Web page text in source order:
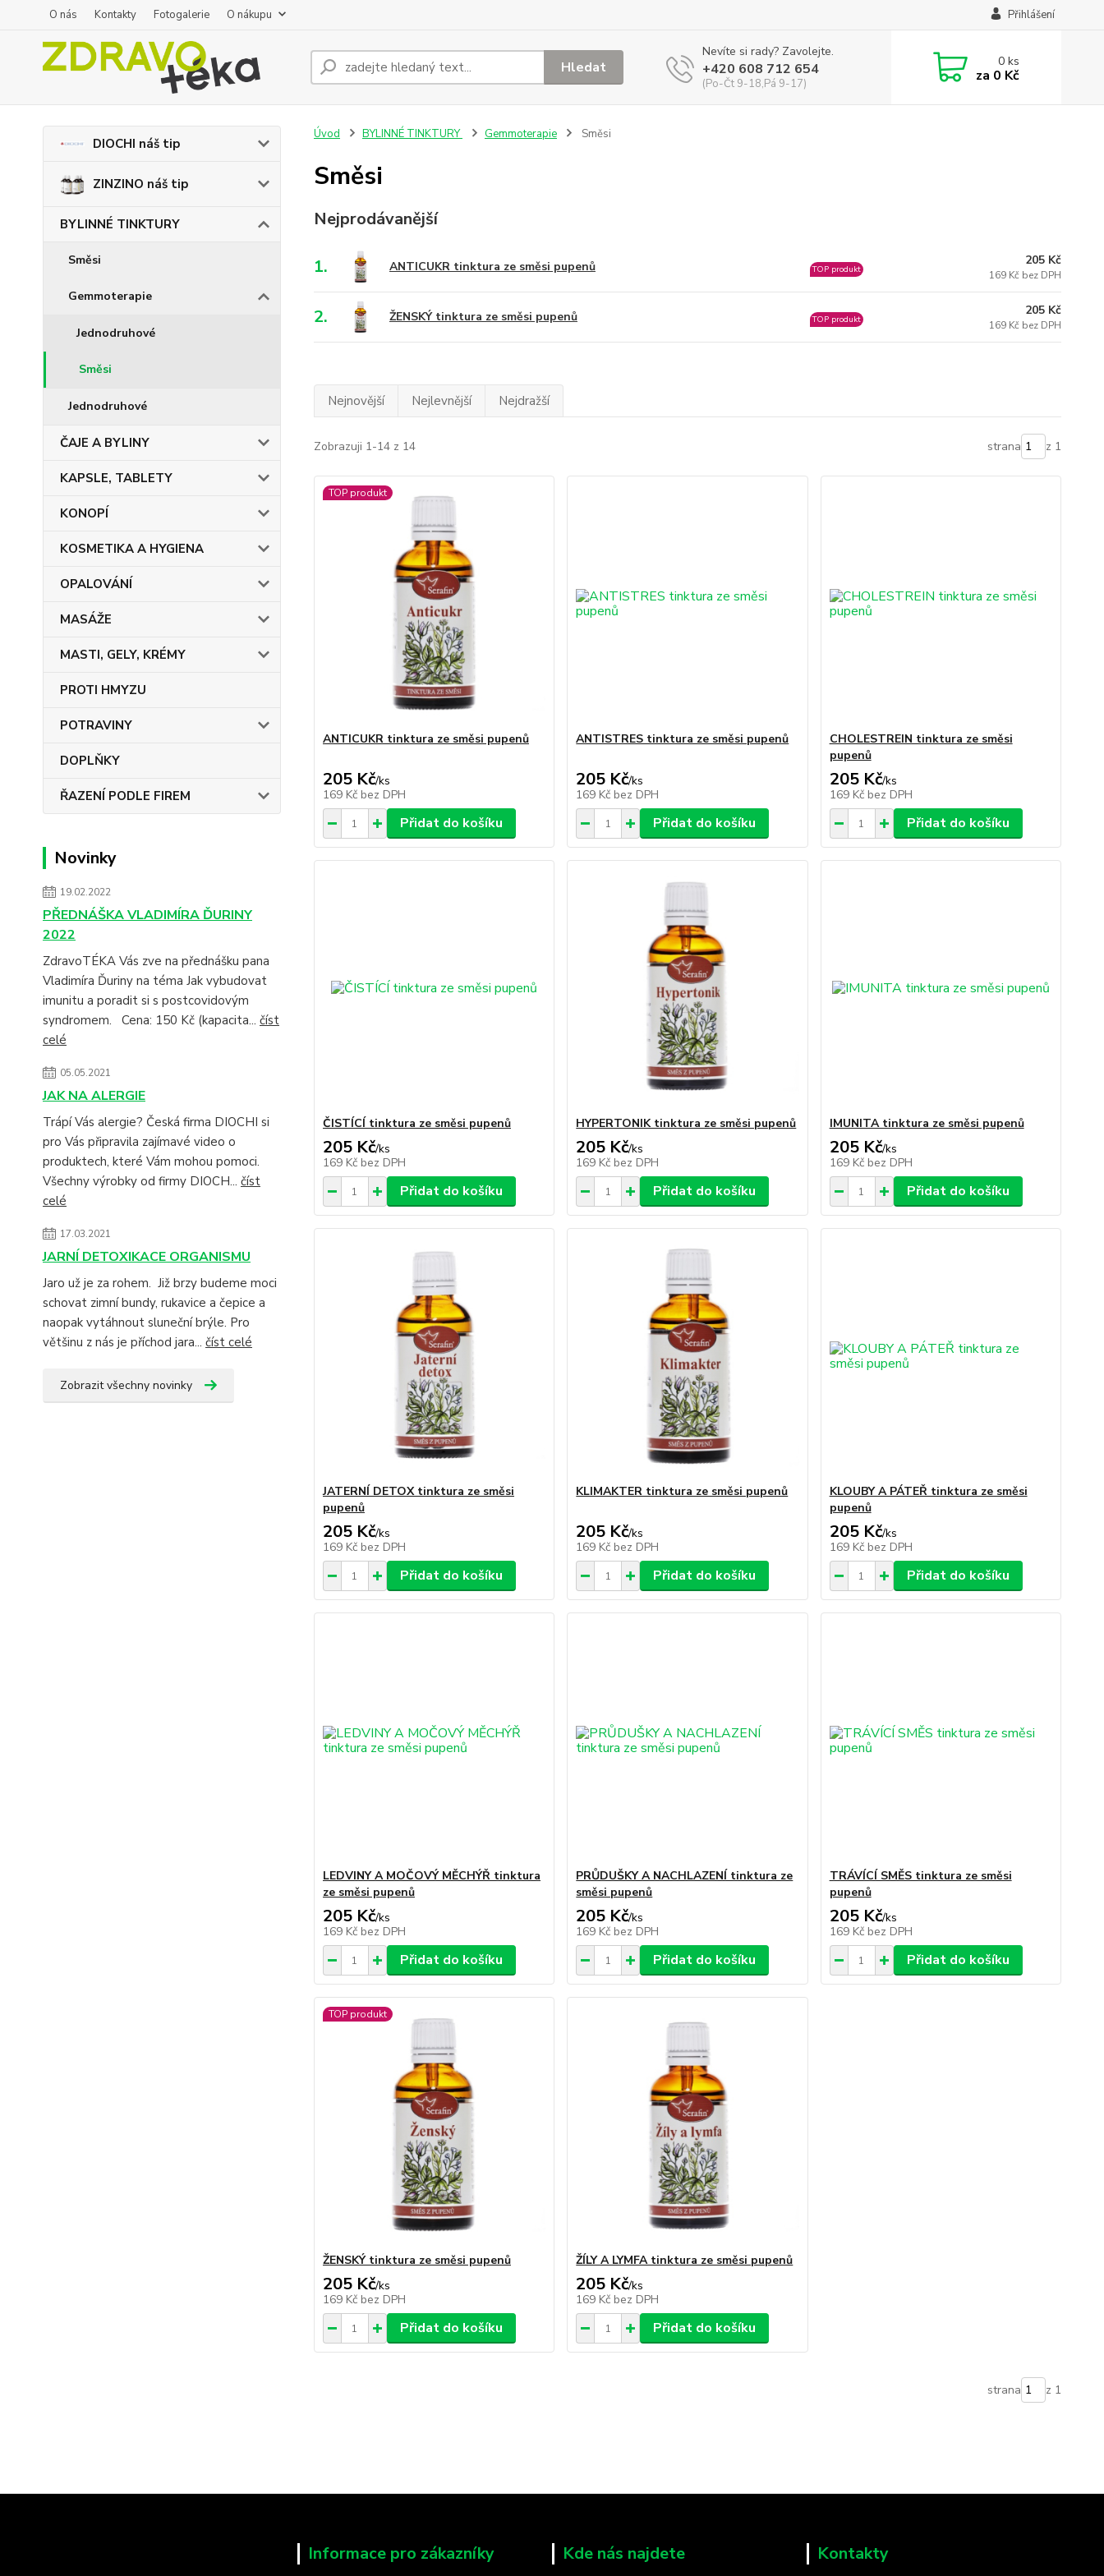
O nás Kontakty Fotogalerie O nákupu Přihlášení
Hledat
Nevíte si rady? Zavolejte.
+420 608 712 654
(Po-Čt 9-18,Pá 9-17)
0ks
za 0 Kč
DIOCHI náš tip
ZINZINO náš tip
BYLINNÉ TINKTURY
Směsi
Gemmoterapie
Jednodruhové
Směsi
Jednodruhové
ČAJE A BYLINY
KAPSLE, TABLETY
KONOPÍ
KOSMETIKA A HYGIENA
OPALOVÁNÍ
MASÁŽE
MASTI, GELY, KRÉMY
PROTI HMYZU
POTRAVINY
DOPLŇKY
ŘAZENÍ PODLE FIREM
Novinky
19.02.2022
PŘEDNÁŠKA VLADIMÍRA ĎURINY
2022
ZdravoTÉKA Vás zve na přednášku pana
Vladimíra Ďuriny na téma Jak vybudovat
imunitu a poradit si s postcovidovým
syndromem. Cena: 150 Kč (kapacita... číst
celé
05.05.2021
JAK NA ALERGIE
Trápí Vás alergie? Česká firma DIOCHI si
pro Vás připravila zajímavé video o
produktech, které Vám mohou pomoci.
Všechny výrobky od firmy DIOCH... číst
celé
17.03.2021
JARNÍ DETOXIKACE ORGANISMU
Jaro už je za rohem. Již brzy budeme moci
schovat zimní bundy, rukavice a čepice a
naopak vytáhnout sluneční brýle. Pro
většinu z nás je příchod jara... číst celé
Zobrazit všechny novinky
Úvod BYLINNÉ TINKTURY Gemmoterapie Směsi
Směsi
Nejprodávanější
1. ANTICUKR tinktura ze směsi pupenů TOP produkt
205 Kč
169 Kč bez DPH
2. ŽENSKÝ tinktura ze směsi pupenů TOP produkt
205 Kč
169 Kč bez DPH
Nejnovější Nejlevnější Nejdražší
Zobrazuji 1-14 z 14 strana z 1
TOP produkt
ANTICUKR tinktura ze směsi pupenů
205 Kč/ks
169 Kč bez DPH
Přidat do košíku
ANTISTRES tinktura ze směsi pupenů
205 Kč/ks
169 Kč bez DPH
Přidat do košíku
CHOLESTREIN tinktura ze směsi
pupenů
205 Kč/ks
169 Kč bez DPH
Přidat do košíku
ČISTÍCÍ tinktura ze směsi pupenů
205 Kč/ks
169 Kč bez DPH
Přidat do košíku
HYPERTONIK tinktura ze směsi pupenů
205 Kč/ks
169 Kč bez DPH
Přidat do košíku
IMUNITA tinktura ze směsi pupenů
205 Kč/ks
169 Kč bez DPH
Přidat do košíku
JATERNÍ DETOX tinktura ze směsi
pupenů
205 Kč/ks
169 Kč bez DPH
Přidat do košíku
KLIMAKTER tinktura ze směsi pupenů
205 Kč/ks
169 Kč bez DPH
Přidat do košíku
KLOUBY A PÁTEŘ tinktura ze směsi
pupenů
205 Kč/ks
169 Kč bez DPH
Přidat do košíku
LEDVINY A MOČOVÝ MĚCHÝŘ tinktura
ze směsi pupenů
205 Kč/ks
169 Kč bez DPH
Přidat do košíku
PRŮDUŠKY A NACHLAZENÍ tinktura ze
směsi pupenů
205 Kč/ks
169 Kč bez DPH
Přidat do košíku
TRÁVÍCÍ SMĚS tinktura ze směsi
pupenů
205 Kč/ks
169 Kč bez DPH
Přidat do košíku
TOP produkt
ŽENSKÝ tinktura ze směsi pupenů
205 Kč/ks
169 Kč bez DPH
Přidat do košíku
ŽÍLY A LYMFA tinktura ze směsi pupenů
205 Kč/ks
169 Kč bez DPH
Přidat do košíku
strana z 1
Informace pro zákazníky Kde nás najdete Kontakty